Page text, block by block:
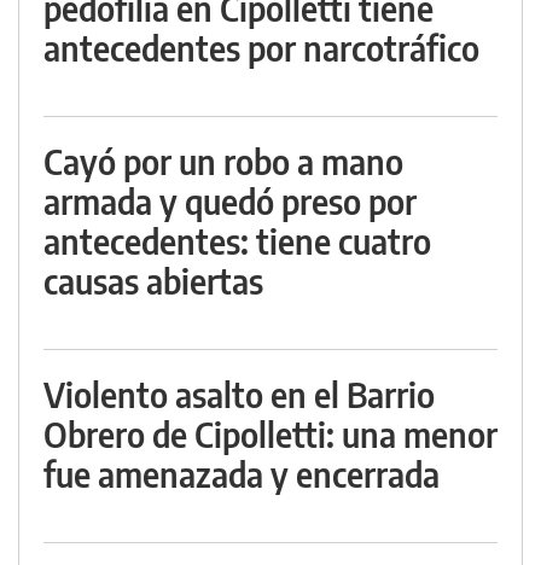
antecedentes por narcotráfico
Cayó por un robo a mano
armada y quedó preso por
antecedentes: tiene cuatro
causas abiertas
Violento asalto en el Barrio
Obrero de Cipolletti: una menor
fue amenazada y encerrada